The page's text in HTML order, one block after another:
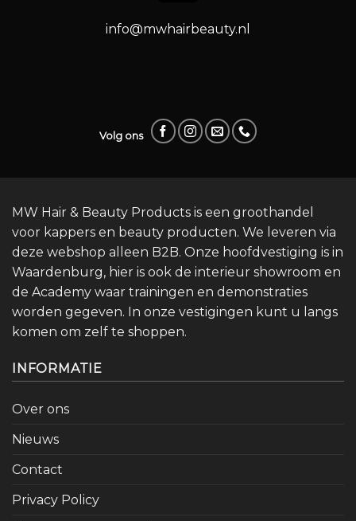
info@mwhairbeauty.nl
Volg ons
MW Hair & Beauty Products is een groothandel
voor kappers en beauty producten. We leveren via
deze webshop alleen B2B. Onze hoofdvestiging is in
Waardenburg, hier is ook de interieur showroom en
de Academy waar trainingen en demonstraties
worden gegeven. In onze vestigingen kunt u langs
komen om zelf te shoppen.
INFORMATIE
Over ons
Nieuws
Contact
Privacy Policy